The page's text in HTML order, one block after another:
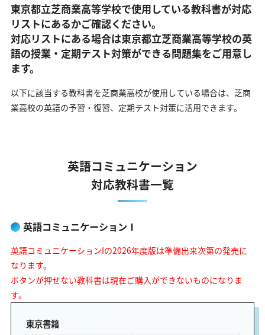
東京都立芝商業高等学校で使用している教科書が対応
リストにあるかご確認ください。
対応リストにある場合は東京都立芝商業高等学校の英
語の授業・定期テスト対策ができる問題集をご用意し
ます。
以下に該当する教科書を芝商業高校が使用している場合は、 芝商
業高校の英語の予習・復習、定期テスト対策に活用できます。
英語コミュニケーション
対応教科書一覧
英語コミュニケーションⅠ
英語コミュニケーションIの2026年度版は準備出来次第の発売に
なります。
ボタンが押せない教科書は現在ご購入ができないものになりま
す。
東京書籍